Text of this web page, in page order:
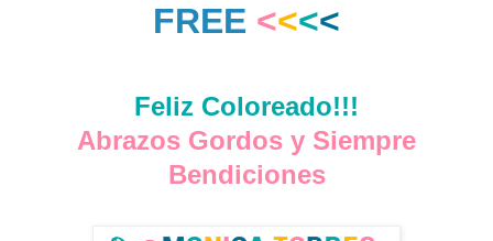
FREE <<<<
Feliz Coloreado!!!
Abrazos Gordos y Siempre
Bendiciones